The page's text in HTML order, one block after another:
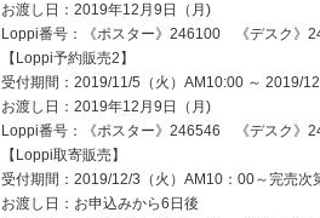
お渡し日：2019年12月9日（月)
Loppi番号：《ポスター》246100 《デスク》
【Loppi予約販売2】
受付期間：2019/11/5（火）AM10:00 ～ 2019/
お渡し日：2019年12月9日（月)
Loppi番号：《ポスター》246546 《デスク》
【Loppi取寄販売】
受付期間：2019/12/3（火）AM10：00～完売次
お渡し日：お申込みから6日後